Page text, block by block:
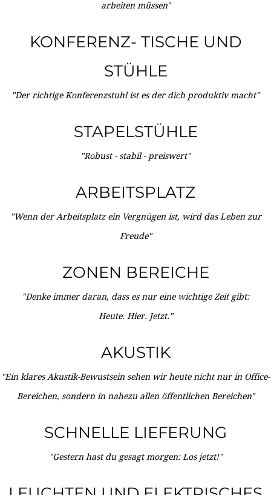
arbeiten müssen"
KONFERENZ- TISCHE UND
STÜHLE
"Der richtige Konferenzstuhl ist es der dich produktiv macht"
STAPELSTÜHLE
"Robust - stabil - preiswert"
ARBEITSPLATZ
"Wenn der Arbeitsplatz ein Vergnügen ist, wird das Leben zur
Freude"
ZONEN BEREICHE
"Denke immer daran, dass es nur eine wichtige Zeit gibt:
Heute. Hier. Jetzt."
AKUSTIK
"Ein klares Akustik-Bewustsein sehen wir heute nicht nur in Office-
Bereichen, sondern in nahezu allen öffentlichen Bereichen"
SCHNELLE LIEFERUNG
"Gestern hast du gesagt morgen: Los jetzt!"